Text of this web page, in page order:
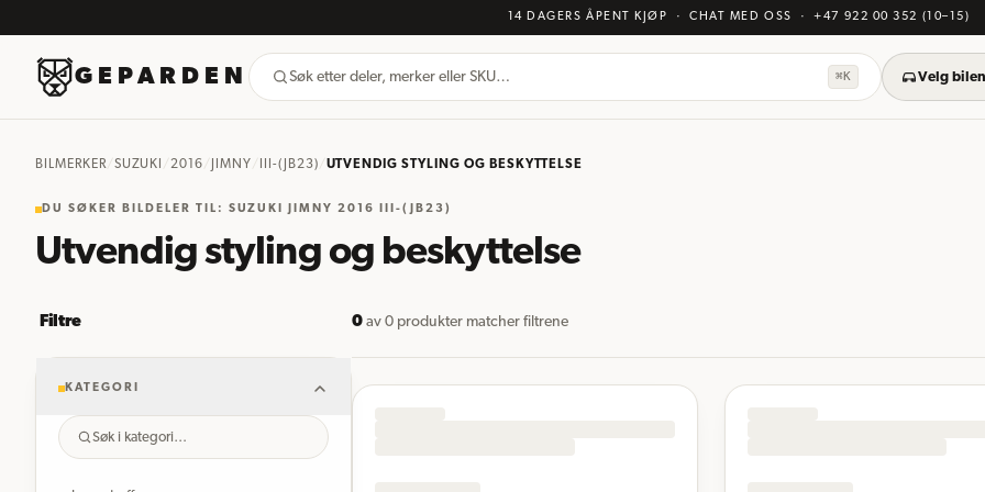
14 DAGERS ÅPENT KJØP · CHAT MED OSS ·+47 922 00 352 (10–15)
GEPARDEN Søk etter deler, merker eller SKU… ⌘K Velg
BILMERKER/ SUZUKI /2016 JIMNY III-(JB23) UTVENDIG STYLING OG BESKYTTELSE
DU SØKER BILDELER TIL: SUZUKI JIMNY 2016 III-(JB23)
Utvendig styling og beskyttelse
Filtre
KATEGORI
0 av 0 produkter matcher filtrene